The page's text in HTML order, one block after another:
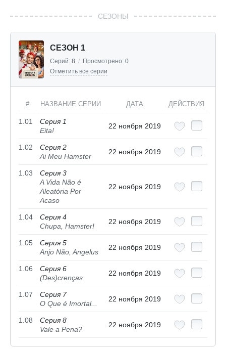
СЕЗОНЫ
СЕЗОН 1
Серий: 8 / Просмотрено: 0
Отметить все серии
# НАЗВАНИЕ СЕРИИ ДАТА ДЕЙСТВИЯ
1.01
Серия 1
Eita!
22 ноября 2019
1.02
Серия 2
Ai Meu Hamster
22 ноября 2019
1.03
Серия 3
A Vida Não é
Aleatória Por
Acaso
22 ноября 2019
1.04
Серия 4
Chupa, Hamster!
22 ноября 2019
1.05
Серия 5
Anjo Não, Angelus
22 ноября 2019
1.06
Серия 6
(Des)crenças
22 ноября 2019
1.07
Серия 7
O Que é Imortal...
22 ноября 2019
1.08
Серия 8
Vale a Pena?
22 ноября 2019